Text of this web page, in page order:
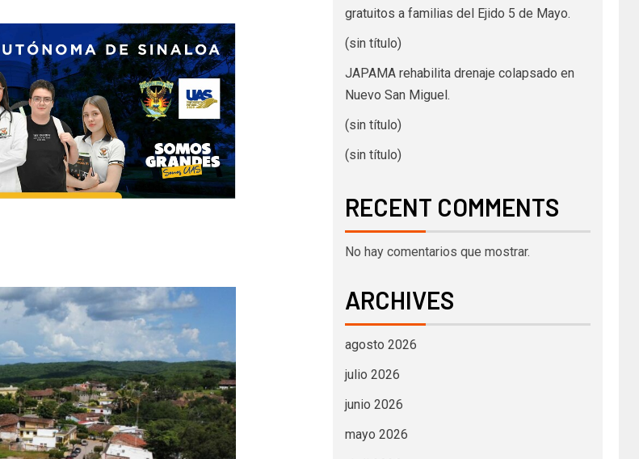
gratuitos a familias del Ejido 5 de Mayo.
(sin título)
JAPAMA rehabilita drenaje colapsado en
Nuevo San Miguel.
(sin título)
(sin título)
RECENT COMMENTS
No hay comentarios que mostrar.
ARCHIVES
agosto 2026
julio 2026
junio 2026
mayo 2026